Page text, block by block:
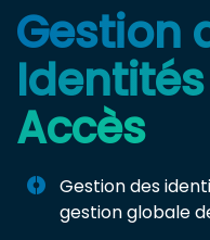
Gestion
Accès
Gestion des
gestion globale